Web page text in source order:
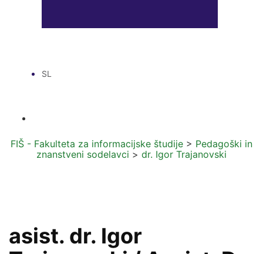
SL
FIŠ - Fakulteta za informacijske študije > Pedagoški in
znanstveni sodelavci > dr. Igor Trajanovski
asist. dr. Igor